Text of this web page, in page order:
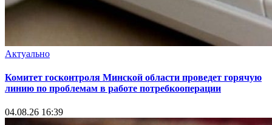
Актуально
Комитет госконтроля Минской области проведет горячую
линию по проблемам в работе потребкооперации
04.08.26 16:39